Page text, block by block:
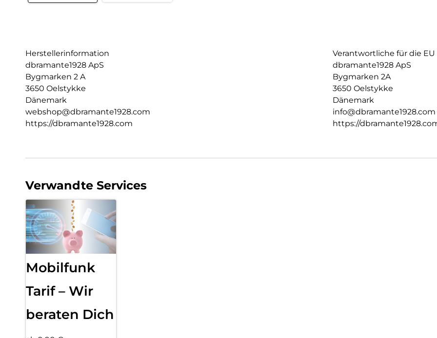
Herstellerinformation
dbramante1928 ApS
Bygmarken 2 A
3650 Oelstykke
Dänemark
webshop@dbramante1928.com
https://dbramante1928.com
Verantwortliche für die EU
dbramante1928 ApS
Bygmarken 2A
3650 Oelstykke
Dänemark
info@dbramante1928.com
https://
Verwandte Services
Mobilfunk
Tarif – Wir
beraten Dich